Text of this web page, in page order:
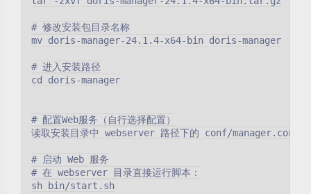
# 修改安装包目录名称
mv doris-manager-24.1.4-x64-bin doris-manager
# 进入安装路径
cd doris-manager
# 配置Web服务（自行选择配置）
读取安装目录中 webserver 路径下的 conf/manager.conf
# 启动 Web 服务
# 在 webserver 目录直接运行脚本：
sh bin/start.sh